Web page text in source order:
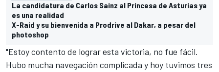
La candidatura de Carlos Sainz al Princesa de Asturias ya
es una realidad
X-Raid y su bienvenida a Prodrive al Dakar, a pesar del
photoshop
"Estoy contento de lograr esta victoria, no fue fácil.
Hubo mucha navegación complicada y hoy tuvimos tres